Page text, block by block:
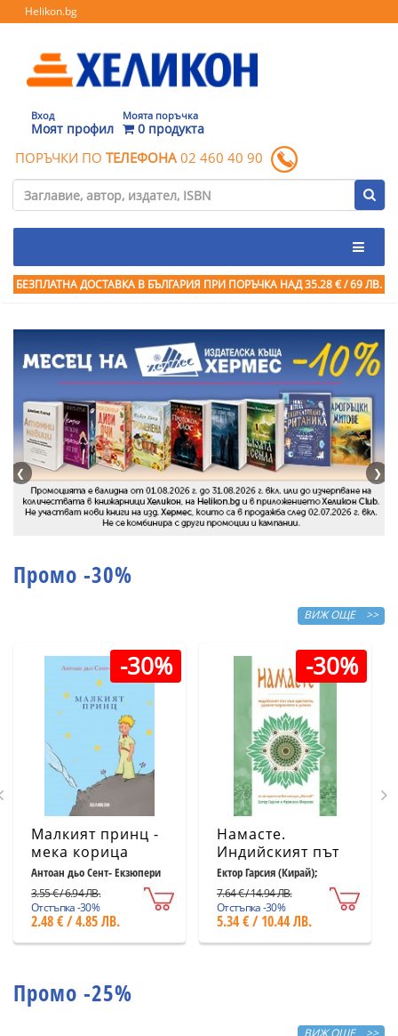
Helikon.bg
Вход
Моят профил
Моята поръчка
0 продукта
ПОРЪЧКИ ПО ТЕЛЕФОНА 02 460 40 90
БЕЗПЛАТНА ДОСТАВКА В БЪЛГАРИЯ ПРИ ПОРЪЧКА НАД 35.28 € / 69 ЛВ.
❮ ❯
Промо -30%
ВИЖ ОЩЕ >>
-30%
Малкият принц -
мека корица
светлосиня
Антоан дьо Сент- Екзюпери
3.55 € / 6.94 ЛВ.
Отстъпка -30%
2.48 € / 4.85 ЛВ.
-30%
Намасте.
Индийският път
към щастието,
удовлетворението
и успеха
Ектор Гарсия (Кирай);
7.64 € / 14.94 ЛВ.
Отстъпка -30%
5.34 € / 10.44 ЛВ.
Промо -25%
ВИЖ ОЩЕ >>